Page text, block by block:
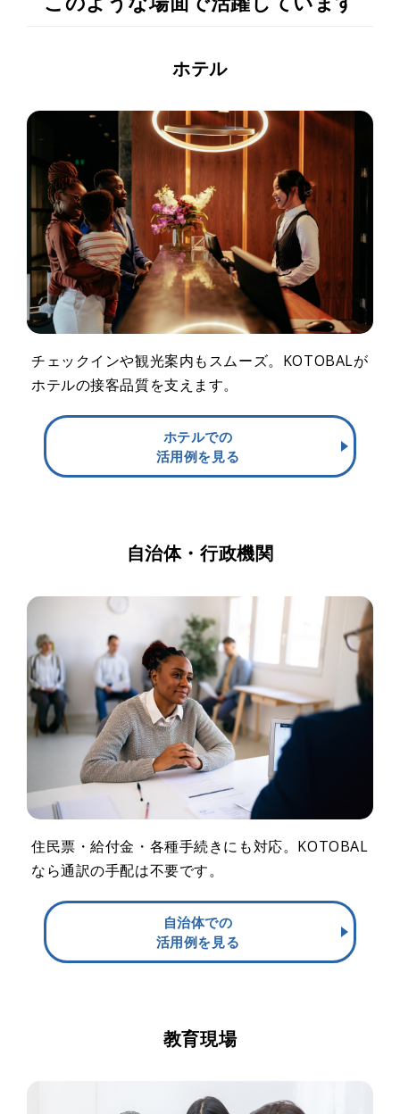
ホテル
チェックインや観光案内もスムーズ。KOTOBALが
ホテルの接客品質を支えます。
ホテルでの
活用例を見る
自治体・行政機関
住民票・給付金・各種手続きにも対応。KOTOBAL
なら通訳の手配は不要です。
自治体での
活用例を見る
教育現場